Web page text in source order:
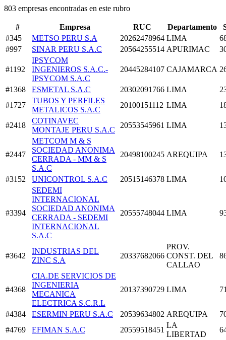
803 empresas encontradas en este rubro
# Empresa RUC Departamento
#345
METSO PERU S.A 20262478964 LIMA
#997
SINAR PERU S.A.C 20564255514 APURIMAC
#1192
IPSYCOM
INGENIEROS S.A.C.-
IPSYCOM S.A.C
20445284107 CAJAMARCA
#1368 ESMETAL S.A.C 20302091766 LIMA
#1727
TUBOS Y PERFILES
METALICOS S.A.C
20100151112 LIMA
#2418
COTINAVEC
MONTAJE PERU S.A.C
20553545961 LIMA
#2447
METCOM M & S
SOCIEDAD ANONIMA
CERRADA - MM & S
S.A.C
20498100245 AREQUIPA
#3152 UNICONTROL S.A.C 20515146378 LIMA
#3394
SEDEMI
INTERNACIONAL
SOCIEDAD ANONIMA
CERRADA - SEDEMI
INTERNACIONAL
S.A.C
20555748044 LIMA
#3642
INDUSTRIAS DEL
ZINC S.A
20337682066
PROV.
CONST. DEL
CALLAO
#4368
CIA.DE SERVICIOS DE
INGENIERIA
MECANICA
ELECTRICA S.C.R.L
20137390729 LIMA
#4384 ESERMIN PERU S.A.C 20539634802 AREQUIPA
#4769
EFIMAN S.A.C 20559518451
LA
LIBERTAD